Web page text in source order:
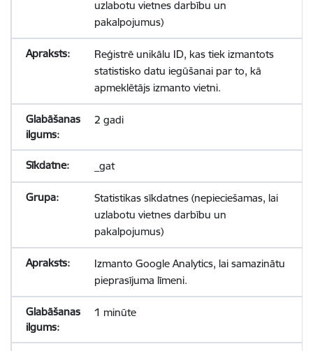
uzlabotu vietnes darbību un
pakalpojumus)
Reģistrē unikālu ID, kas tiek izmantots
statistisko datu iegūšanai par to, kā
apmeklētājs izmanto vietni.
2 gadi
_gat
Statistikas sīkdatnes (nepieciešamas, lai
uzlabotu vietnes darbību un
pakalpojumus)
Izmanto Google Analytics, lai samazinātu
pieprasījuma līmeni.
1 minūte